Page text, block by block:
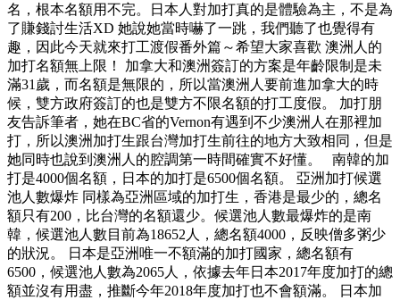
名，根本名額用不完。日本人對加打真的是體驗為主，不是為
了賺錢討生活XD 她說她當時嚇了一跳，我們聽了也覺得有
趣，因此今天就來打工渡假番外篇～希望大家喜歡 澳洲人的
加打名額無上限！ 加拿大和澳洲簽訂的方案是年齡限制是未
滿31歲，而名額是無限的，所以當澳洲人要前進加拿大的時
候，雙方政府簽訂的也是雙方不限名額的打工度假。 加打朋
友告訴筆者，她在BC省的Vernon有遇到不少澳洲人在那裡加
打，所以澳洲加打生跟台灣加打生前往的地方大致相同，但是
她同時也說到澳洲人的腔調第一時間確實不好懂。 南韓的加
打是4000個名額，日本的加打是6500個名額。 亞洲加打候選
池人數爆炸 同樣為亞洲區域的加打生，香港是最少的，總名
額只有200，比台灣的名額還少。候選池人數最爆炸的是南
韓，候選池人數目前為18652人，總名額4000，反映僧多粥少
的狀況。 日本是亞洲唯一不額滿的加打國家，總名額有
6500，候選池人數為2065人，依據去年日本2017年度加打的總
額並沒有用盡，推斷今年2018年度加打也不會額滿。 日本加